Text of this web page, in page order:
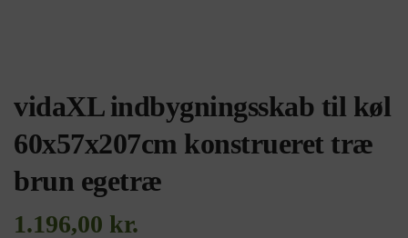
vidaXL indbygningsskab til køl
60x57x207cm konstrueret træ
brun egetræ
1.196,00 kr.